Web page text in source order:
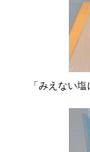
「みえない